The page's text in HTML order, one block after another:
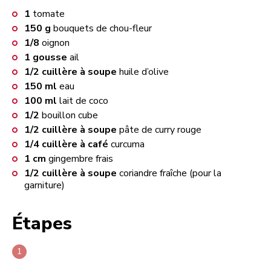
1 tomate
150 g bouquets de chou-fleur
1/8 oignon
1 gousse ail
1/2 cuillère à soupe huile d’olive
150 ml eau
100 ml lait de coco
1/2 bouillon cube
1/2 cuillère à soupe pâte de curry rouge
1/4 cuillère à café curcuma
1 cm gingembre frais
1/2 cuillère à soupe coriandre fraîche (pour la
garniture)
Étapes